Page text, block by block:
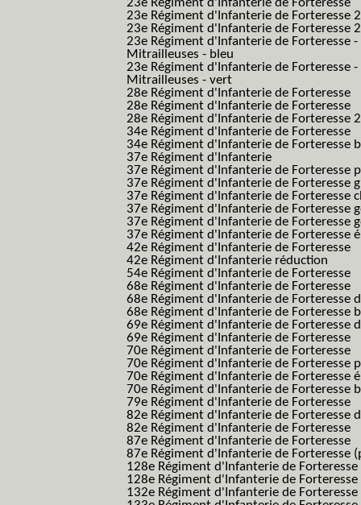
23e Régiment d'Infanterie de Forteresse
23e Régiment d'Infanterie de Forteresse
23e Régiment d'Infanterie de Forteresse
23e Régiment d'Infanterie de Forteresse
Mitrailleuses - bleu
23e Régiment d'Infanterie de Forteresse
Mitrailleuses - vert
28e Régiment d'Infanterie de Forteresse
28e Régiment d'Infanterie de Forteresse
28e Régiment d'Infanterie de Forteresse
34e Régiment d'Infanterie de Forteresse
34e Régiment d'Infanterie de Forteresse
37e Régiment d'Infanterie
37e Régiment d'Infanterie de Forteresse
37e Régiment d'Infanterie de Forteresse
37e Régiment d'Infanterie de Forteresse
37e Régiment d'Infanterie de Forteresse
37e Régiment d'Infanterie de Forteresse
37e Régiment d'Infanterie de Forteresse
42e Régiment d'Infanterie de Forteresse
42e Régiment d'Infanterie réduction
54e Régiment d'Infanterie de Forteresse
68e Régiment d'Infanterie de Forteresse
68e Régiment d'Infanterie de Forteresse
68e Régiment d'Infanterie de Forteresse
69e Régiment d'Infanterie de Forteresse
69e Régiment d'Infanterie de Forteresse
70e Régiment d'Infanterie de Forteresse
70e Régiment d'Infanterie de Forteresse
70e Régiment d'Infanterie de Forteresse
70e Régiment d'Infanterie de Forteresse
79e Régiment d'Infanterie de Forteresse
82e Régiment d'Infanterie de Forteresse
82e Régiment d'Infanterie de Forteresse
87e Régiment d'Infanterie de Forteresse
87e Régiment d'Infanterie de Forteresse
128e Régiment d'Infanterie de Forteresse
128e Régiment d'Infanterie de
132e Régiment d'Infanterie de Forteresse